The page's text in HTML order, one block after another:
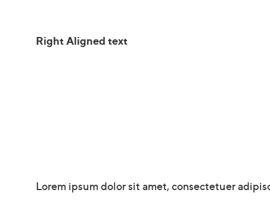
Right Aligned text
Lorem ipsum dolor sit amet, consectetuer